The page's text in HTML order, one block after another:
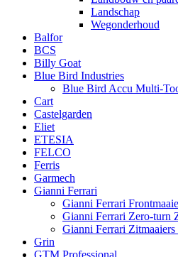
Landschap
Wegonderhoud
Balfor
BCS
Billy Goat
Blue Bird Industries
Blue Bird Accu Multi-
Cart
Castelgarden
Eliet
ETESIA
FELCO
Ferris
Garmech
Gianni Ferrari
Gianni Ferrari
Gianni Ferrari Zero-turn
Gianni Ferrari
Grin
GTM Professional